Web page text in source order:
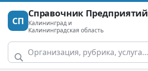
СП
Справочник Предприятий
Калининград и
Калининградская область